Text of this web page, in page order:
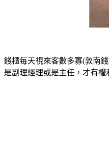
錢櫃每天視來客數多寡(敦南
是副理經理或是主任，才有權